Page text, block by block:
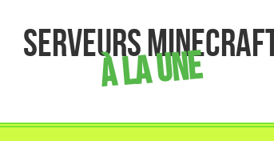
Serveurs
à la une